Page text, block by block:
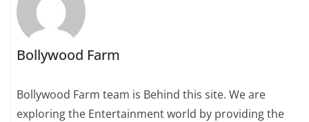
Bollywood Farm
Bollywood Farm team is Behind this site. We are
exploring the Entertainment world by providing the